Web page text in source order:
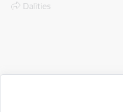
Dalīties